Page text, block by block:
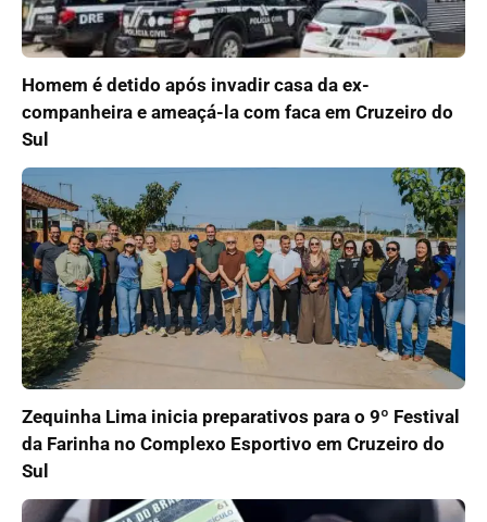
Homem é detido após invadir casa da ex-
companheira e ameaçá-la com faca em Cruzeiro do
Sul
Zequinha Lima inicia preparativos para o 9º Festival
da Farinha no Complexo Esportivo em Cruzeiro do
Sul